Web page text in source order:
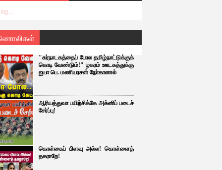
"கர்நாடகத்தைப் போல தமிழ்நாட்டுக்குக்
கொடி வேண்டும்!" ழகரம் ஊடகத்துக்கு
ஐயா பெ. மணியரசன் நோ்காணல்
ஆரியத்துவா பயிற்சிக்கே அக்னிப் படைச்
சேர்ப்பு!
கொள்கைப் பிளவு அல்ல! கொள்ளைத்
தகராறே!